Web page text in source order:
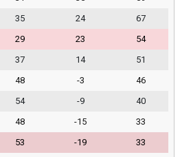
35 24
67
29 23
54
37 14
51
48 -3
46
54 -9
40
48 -15
33
53 -19
33